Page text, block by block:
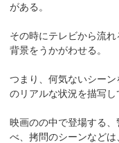
がある。
その時にテレビから流
背景をうかがわせる。
つまり、何気ないシー
のリアルな状況を描写し
映画のの中で登場する
べ、拷問のシーンなど